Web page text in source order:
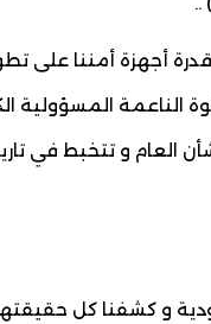
قدرة أجهزة أمننا
القوة الناعمة
العام و تتخبط في
و كشفنا كل